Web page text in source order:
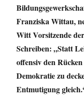
Franziska Wittau,
Witt Vorsitzende
Schreiben: „Statt
offensiv den
Demokratie zu
Entmutigung